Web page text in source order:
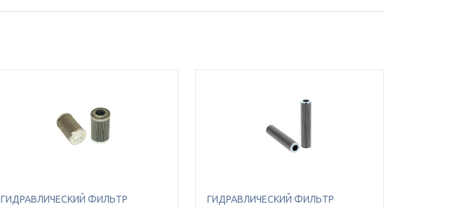
ГИДРАВЛИЧЕСКИЙ ФИЛЬТР ГИДРАВЛИЧЕСКИЙ ФИЛЬТР